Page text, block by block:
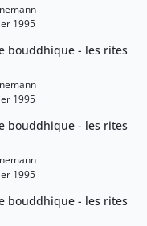
1995
bouddhique - les rites
1995
bouddhique - les rites
1995
bouddhique - les rites